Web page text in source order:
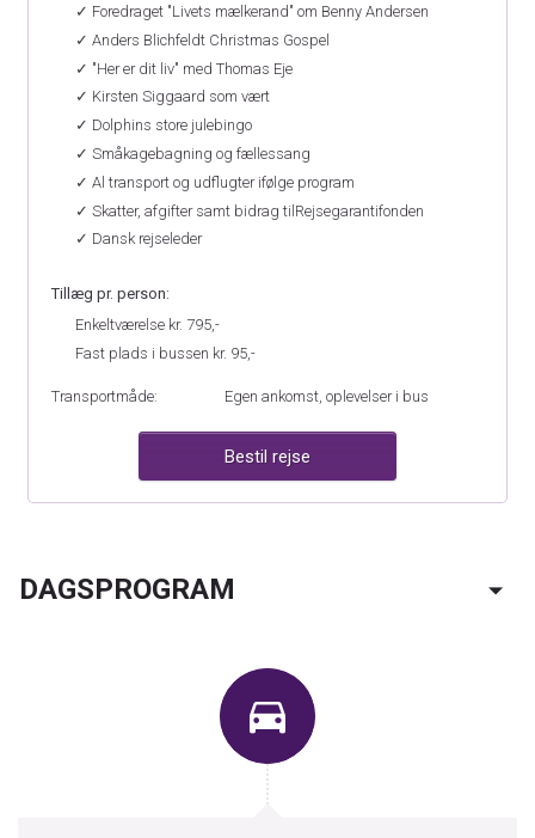
✓ Foredraget "Livets mælkerand" om Benny Andersen
✓ Anders Blichfeldt Christmas Gospel
✓ "Her er dit liv" med Thomas Eje
✓ Kirsten Siggaard som vært
✓ Dolphins store julebingo
✓ Småkagebagning og fællessang
✓ Al transport og udflugter ifølge program
✓ Skatter, afgifter samt bidrag tilRejsegarantifonden
✓ Dansk rejseleder
Tillæg pr. person:
Enkeltværelse kr. 795,-
Fast plads i bussen kr. 95,-
Transportmåde: Egen ankomst, oplevelser i bus
Bestil rejse
info@dolphinrejser.dk
DolphinRejser
Dolphin Rejser A/S
DAGSPROGRAM